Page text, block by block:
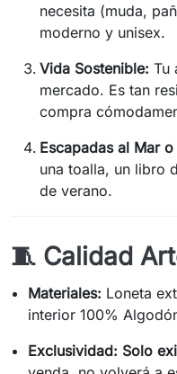
necesita (muda,
moderno y unisex.
Vida Sostenible: Tu
mercado. Es tan
compra
Escapadas al Mar
una toalla, un libro
de verano.
🧵 Calidad
Materiales: Loneta
interior 100%
Exclusividad: Solo